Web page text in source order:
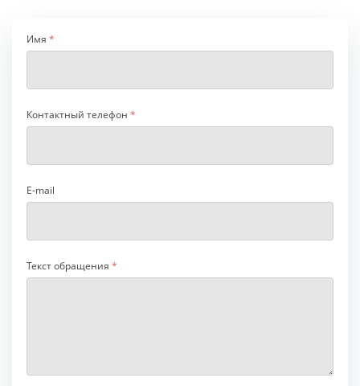
Имя *
Контактный телефон *
E-mail
Текст обращения *